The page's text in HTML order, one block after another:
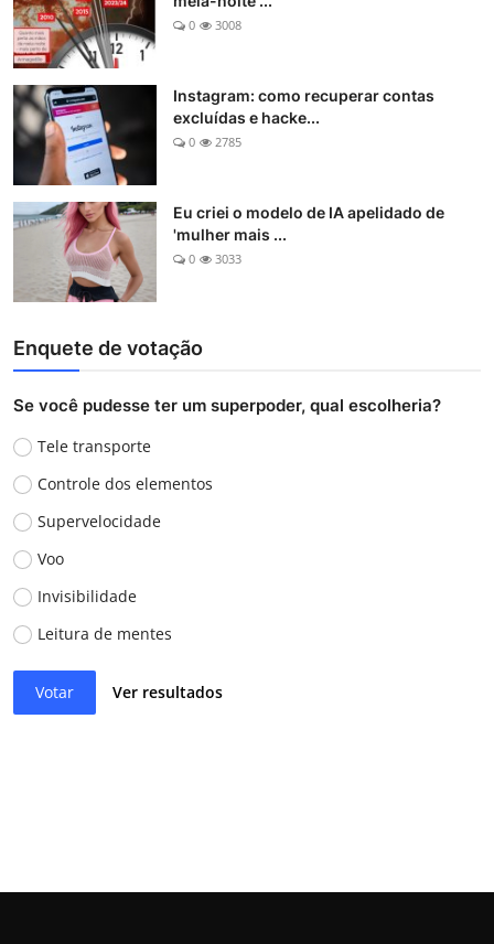
0 3008
Instagram: como recuperar contas
excluídas e hacke...
0 2785
Eu criei o modelo de IA apelidado de
'mulher mais ...
0 3033
Enquete de votação
Se você pudesse ter um superpoder, qual escolheria?
Tele transporte
Controle dos elementos
Supervelocidade
Voo
Invisibilidade
Leitura de mentes
Votar Ver resultados